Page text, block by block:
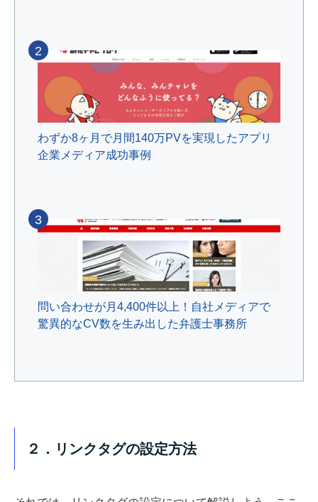
わずか8ヶ月で月間140万PVを実現したアプリ
企業メディア成功事例
2
問い合わせが月4,400件以上！自社メディアで
驚異的なCV数を生み出した弁護士事務所
3
２．リンクタグの設定方法